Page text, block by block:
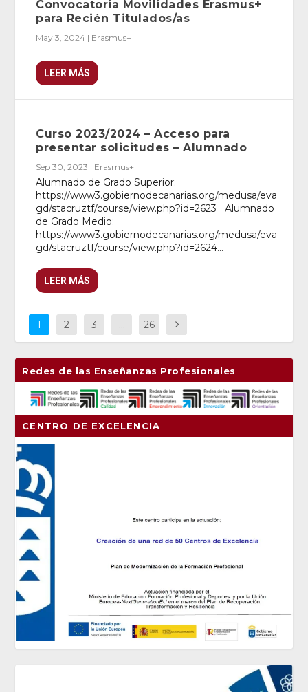
Convocatoria Movilidades Erasmus+
para Recién Titulados/as
May 3, 2024 | Erasmus+
LEER MÁS
Curso 2023/2024 – Acceso para
presentar solicitudes – Alumnado
Sep 30, 2023 | Erasmus+
Alumnado de Grado Superior:
https://www3.gobiernodecanarias.org/medusa/eva
gd/stacruztf/course/view.php?id=2623 Alumnado
de Grado Medio:
https://www3.gobiernodecanarias.org/medusa/eva
gd/stacruztf/course/view.php?id=2624...
LEER MÁS
1 2 3 … 26
Redes de las Enseñanzas Profesionales
CENTRO DE EXCELENCIA